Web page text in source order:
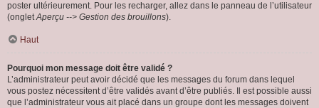
poster ultérieurement. Pour les recharger, allez dans le panneau de l’utilisateur
(ongletAperçu --> Gestion des brouillons).
Haut
Pourquoi mon message doit être validé ?
L’administrateur peut avoir décidé que les messages du forum dans lequel
vous postez nécessitent d’être validés avant d’être publiés. Il est possible aussi
que l’administrateur vous ait placé dans un groupe dont les messages doivent